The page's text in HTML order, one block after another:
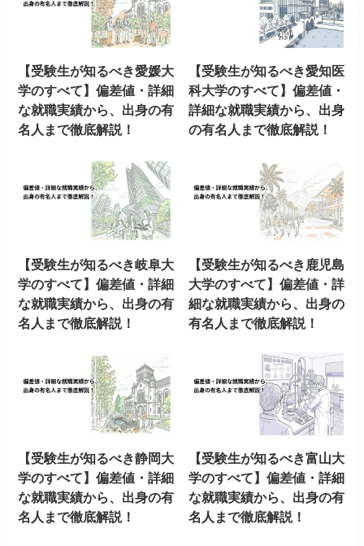
【受験生が知るべき愛媛大
学のすべて】偏差値・詳細
な就職実績から、出身の有
名人まで徹底解説！
【受験生が知るべき愛知医
科大学のすべて】偏差値・
詳細な就職実績から、出身
の有名人まで徹底解説！
【受験生が知るべき岐阜大
学のすべて】偏差値・詳細
な就職実績から、出身の有
名人まで徹底解説！
【受験生が知るべき鹿児島
大学のすべて】偏差値・詳
細な就職実績から、出身の
有名人まで徹底解説！
【受験生が知るべき静岡大
学のすべて】偏差値・詳細
な就職実績から、出身の有
名人まで徹底解説！
【受験生が知るべき富山大
学のすべて】偏差値・詳細
な就職実績から、出身の有
名人まで徹底解説！